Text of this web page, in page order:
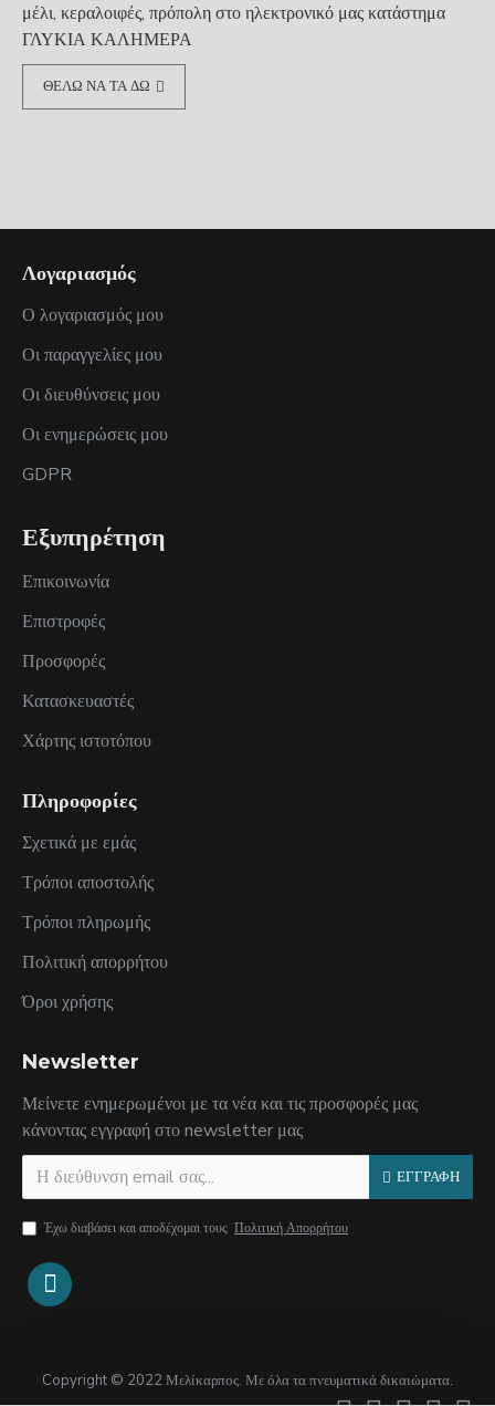
μέλι, κεραλοιφές, πρόπολη στο ηλεκτρονικό μας κατάστημα
ΓΛΥΚΙΑ ΚΑΛΗΜΕΡΑ
ΘΕΛΩ ΝΑ ΤΑ ΔΩ
Λογαριασμός
Ο λογαριασμός μου
Οι παραγγελίες μου
Οι διευθύνσεις μου
Οι ενημερώσεις μου
GDPR
Εξυπηρέτηση
Επικοινωνία
Επιστροφές
Προσφορές
Κατασκευαστές
Χάρτης ιστοτόπου
Πληροφορίες
Σχετικά με εμάς
Τρόποι αποστολής
Τρόποι πληρωμής
Πολιτική απορρήτου
Όροι χρήσης
Newsletter
Μείνετε ενημερωμένοι με τα νέα και τις προσφορές μας
κάνοντας εγγραφή στο newsletter μας
ΕΓΓΡΑΦΗ
Έχω διαβάσει και αποδέχομαι τους Πολιτική Απορρήτου
Copyright © 2022 Μελίκαρπος. Με όλα τα πνευματικά δικαιώματα.